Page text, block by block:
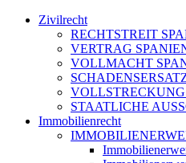
Zivilrecht
RECHTSTREIT
VERTRAG
VOLLMACHT
STAATLICHE
Immobilienrecht